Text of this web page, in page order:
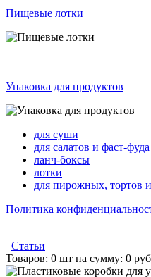
Пищевые лотки
Упаковка для продуктов
для суши
для салатов и фаст-фуда
ланч-боксы
лотки
для пирожных, тортов
Политика
Статьи
Товаров: 0 шт на сумму: 0